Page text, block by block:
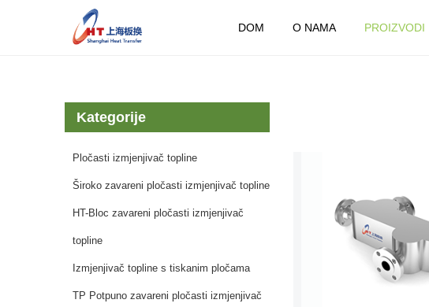
DOM O NAMA PROIZVODI
Kategorije
Pločasti izmjenjivač topline
Široko zavareni pločasti izmjenjivač topline
HT-Bloc zavareni pločasti izmjenjivač
topline
Izmjenjivač topline s tiskanim pločama
TP Potpuno zavareni pločasti izmjenjivač